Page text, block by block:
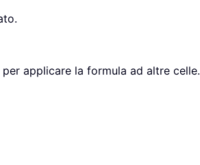
per applicare la formula ad altre celle.